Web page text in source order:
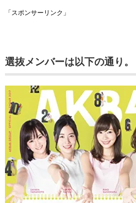
「スポンサーリンク」
選抜メンバーは以下の通り。